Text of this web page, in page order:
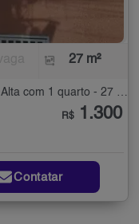
27 m²
Apartamento para Alugar na Vila Maria Alta com 1 quarto - 27 m²
R$ 1.300
Contatar